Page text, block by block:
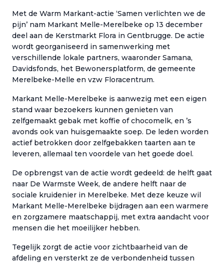
Met de Warm Markant-actie ‘Samen verlichten we de
pijn’ nam Markant Melle-Merelbeke op 13 december
deel aan de Kerstmarkt Flora in Gentbrugge. De actie
wordt georganiseerd in samenwerking met
verschillende lokale partners, waaronder Samana,
Davidsfonds, het Bewonersplatform, de gemeente
Merelbeke-Melle en vzw Floracentrum.
Markant Melle-Merelbeke is aanwezig met een eigen
stand waar bezoekers kunnen genieten van
zelfgemaakt gebak met koffie of chocomelk, en ’s
avonds ook van huisgemaakte soep. De leden worden
actief betrokken door zelfgebakken taarten aan te
leveren, allemaal ten voordele van het goede doel.
De opbrengst van de actie wordt gedeeld: de helft gaat
naar De Warmste Week, de andere helft naar de
sociale kruidenier in Merelbeke. Met deze keuze wil
Markant Melle-Merelbeke bijdragen aan een warmere
en zorgzamere maatschappij, met extra aandacht voor
mensen die het moeilijker hebben.
Tegelijk zorgt de actie voor zichtbaarheid van de
afdeling en versterkt ze de verbondenheid tussen